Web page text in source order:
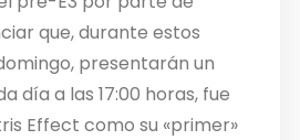
que, durante estos
presentarán un
día a las 17:00 horas, fue
Effect como su «primer»